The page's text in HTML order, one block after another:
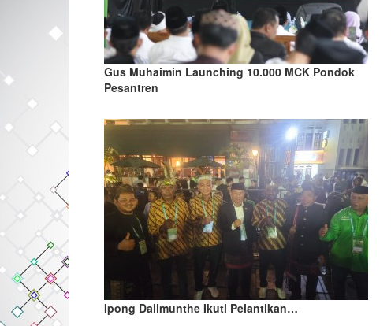
Gus Muhaimin Launching 10.000 MCK Pondok
Pesantren
Ipong Dalimunthe Ikuti Pelantikan…